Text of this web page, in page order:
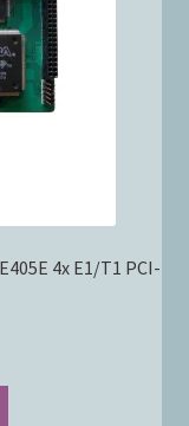
4x E1/T1 PCI-